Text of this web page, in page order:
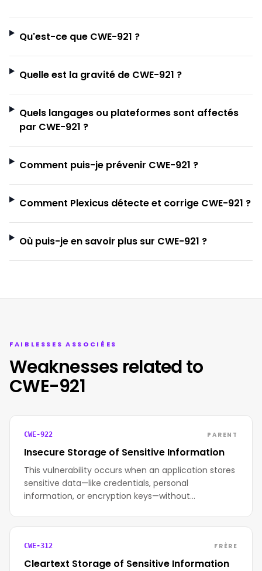
Qu'est-ce que CWE-921 ?
Quelle est la gravité de CWE-921 ?
Quels langages ou plateformes sont affectés
par CWE-921 ?
Comment puis-je prévenir CWE-921 ?
Comment Plexicus détecte et corrige CWE-921 ?
Où puis-je en savoir plus sur CWE-921 ?
FAIBLESSES ASSOCIÉES
Weaknesses related to
CWE-921
CWE-922 PARENT
Insecure Storage of Sensitive Information
This vulnerability occurs when an application stores
sensitive data—like credentials, personal
information, or encryption keys—without…
CWE-312 FRÈRE
Cleartext Storage of Sensitive Information